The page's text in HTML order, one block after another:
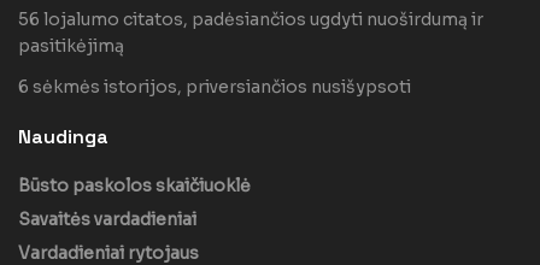
56 lojalumo citatos, padėsiančios ugdyti nuoširdumą ir
pasitikėjimą
6 sėkmės istorijos, priversiančios nusišypsoti
Naudinga
Būsto paskolos skaičiuoklė
Savaitės vardadieniai
Vardadieniai rytojaus